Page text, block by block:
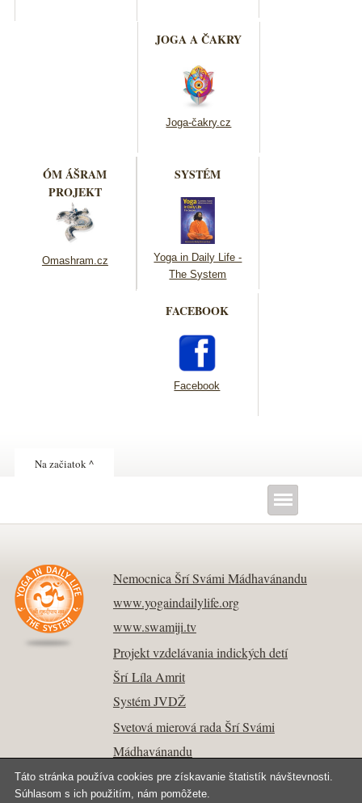
JOGA A ČAKRY
Joga-čakry.cz
ÓM ÁŠRAM
PROJEKT
Omashram.cz
SYSTÉM
Yoga in Daily Life -
The System
FACEBOOK
Facebook
Na začiatok ^
Nemocnica Šrí Svámi Mádhavánandu
www.yogaindailylife.org
www.swamiji.tv
Projekt vzdelávania indických detí
Šrí Líla Amrit
Systém JVDŽ
Svetová mierová rada Šrí Svámi
Mádhavánandu
Táto stránka používa cookies pre získavanie štatistík návštevnosti.
Súhlasom s ich použitím, nám pomôžete.